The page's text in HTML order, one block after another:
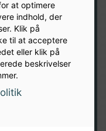
at optimere
indhold, der
Klik på
til at acceptere
eller klik på
beskrivelser